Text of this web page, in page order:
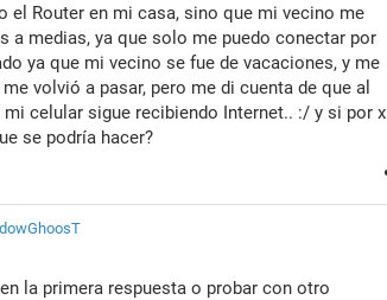
el Router en mi casa, sino que mi vecino me
a medias, ya que solo me puedo conectar por
ya que mi vecino se fue de vacaciones, y me
volvió a pasar, pero me di cuenta de que al
celular sigue recibiendo Internet.. :/ y si por x
se podría hacer?
la primera respuesta o probar con otro